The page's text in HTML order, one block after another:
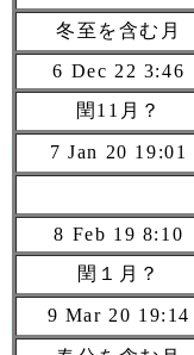
冬至を含む月
6 Dec 22 3:46
閏11月？
7 Jan 20 19:01
8 Feb 19 8:10
閏１月？
9 Mar 20 19:14